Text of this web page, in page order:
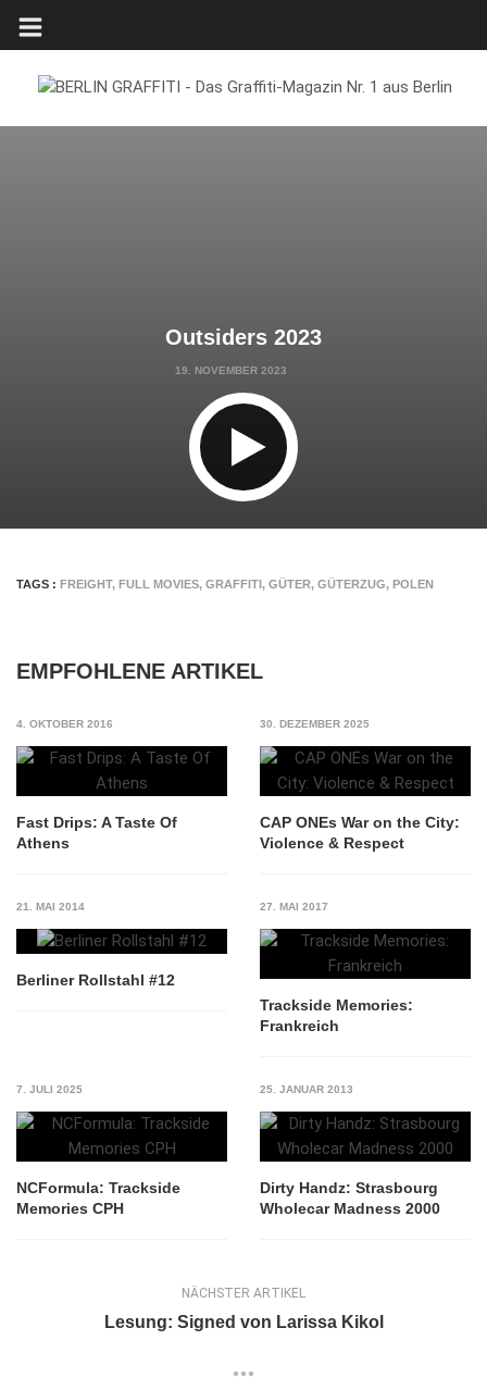
Outsiders 2023
19. NOVEMBER 2023
TAGS : FREIGHT, FULL MOVIES, GRAFFITI, GÜTER, GÜTERZUG, POLEN
EMPFOHLENE ARTIKEL
4. OKTOBER 2016
Fast Drips: A Taste Of
Athens
30. DEZEMBER 2025
CAP ONEs War on the City:
Violence & Respect
21. MAI 2014
Berliner Rollstahl #12
27. MAI 2017
Trackside Memories:
Frankreich
7. JULI 2025
NCFormula: Trackside
Memories CPH
25. JANUAR 2013
Dirty Handz: Strasbourg
Wholecar Madness 2000
NÄCHSTER ARTIKEL
Lesung: Signed von Larissa Kikol